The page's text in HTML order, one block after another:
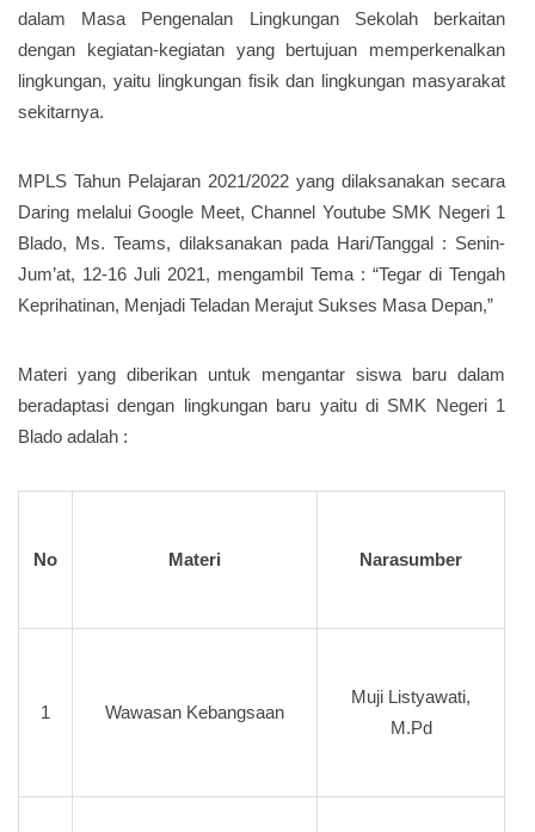
dalam Masa Pengenalan Lingkungan Sekolah berkaitan
dengan kegiatan-kegiatan yang bertujuan memperkenalkan
lingkungan, yaitu lingkungan fisik dan lingkungan masyarakat
sekitarnya.
MPLS Tahun Pelajaran 2021/2022 yang dilaksanakan secara
Daring melalui Google Meet, Channel Youtube SMK Negeri 1
Blado, Ms. Teams, dilaksanakan pada Hari/Tanggal : Senin-
Jum’at, 12-16 Juli 2021, mengambil Tema : “Tegar di Tengah
Keprihatinan, Menjadi Teladan Merajut Sukses Masa Depan,”
Materi yang diberikan untuk mengantar siswa baru dalam
beradaptasi dengan lingkungan baru yaitu di SMK Negeri 1
Blado adalah :
No Materi Narasumber
1 Wawasan Kebangsaan
Muji Listyawati,
M.Pd